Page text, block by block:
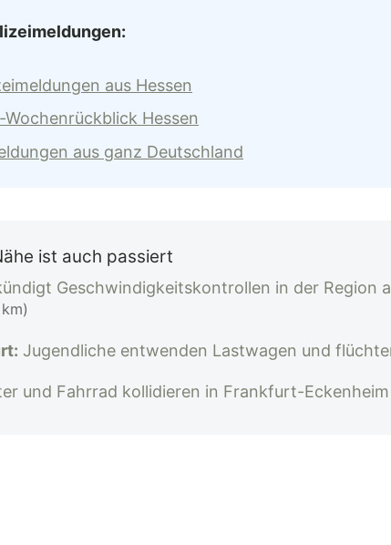
aus Hessen
Wochenrückblick Hessen
aus ganz Deutschland
ist auch passiert
Geschwindigkeitskontrollen in der Region
Jugendliche entwenden Lastwagen und
und Fahrrad kollidieren in Frankfurt-